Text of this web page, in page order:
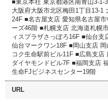
■東京本社 東京都港区南青山3-1-
大阪府大阪市北区梅田1丁目13-
24F ■名古屋支店 愛知県名古屋
ーズ46階 ■札幌支店 北海道札幌
ィスプラザさっぽろ16F ■仙台
仙台マークワン18F ■岡山支店
コク生命駅前ビル11F ■広島支
ダイヤモンドビル7F ■福岡支店
生命FJビジネスセンター19階
URL